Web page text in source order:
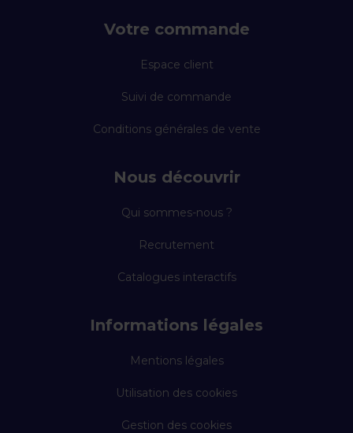
Votre commande
Espace client
Suivi de commande
Conditions générales de vente
Nous découvrir
Qui sommes-nous ?
Recrutement
Catalogues interactifs
Informations légales
Mentions légales
Utilisation des cookies
Gestion des cookies